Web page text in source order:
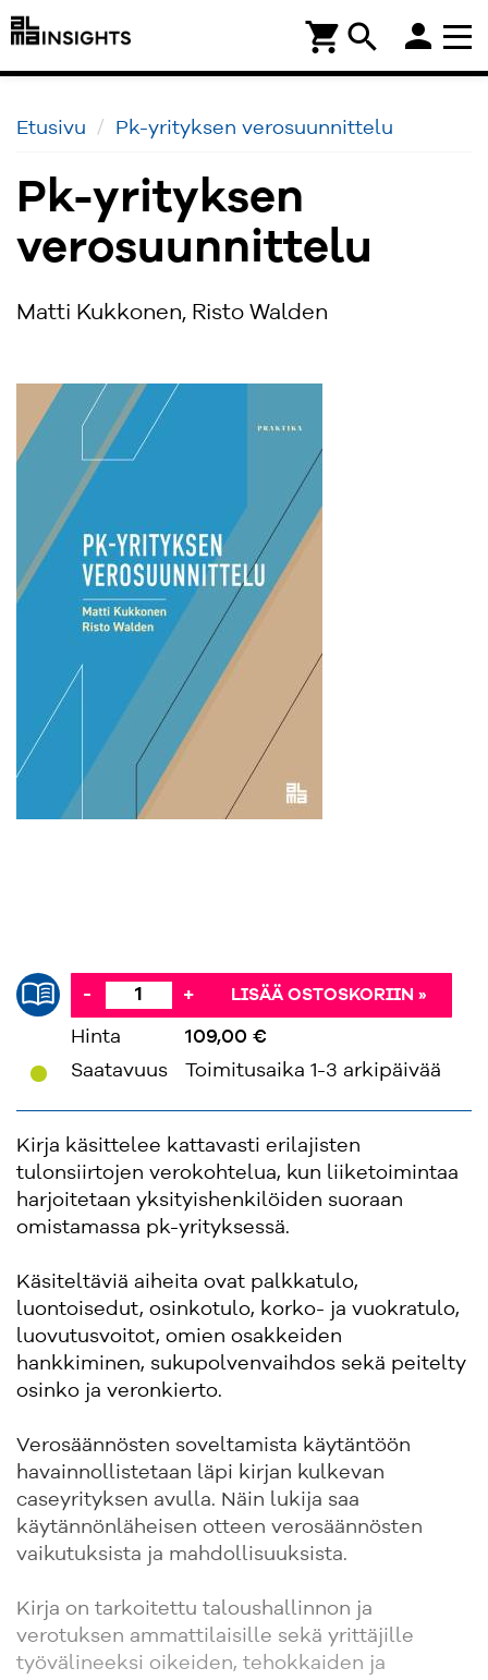
search
shopping_cart person
Etusivu Pk-yrityksen verosuunnittelu
Pk-yrityksen
verosuunnittelu
Matti Kukkonen, Risto Walden
- + LISÄÄ OSTOSKORIIN »
Hinta
109,00 €
Saatavuus
Toimitusaika 1-3 arkipäivää
Kirja käsittelee kattavasti erilajisten
tulonsiirtojen verokohtelua, kun liiketoimintaa
harjoitetaan yksityishenkilöiden suoraan
omistamassa pk-yrityksessä.
Käsiteltäviä aiheita ovat palkkatulo,
luontoisedut, osinkotulo, korko- ja vuokratulo,
luovutusvoitot, omien osakkeiden
hankkiminen, sukupolvenvaihdos sekä peitelty
osinko ja veronkierto. ​
Verosäännösten soveltamista käytäntöön
havainnollistetaan läpi kirjan kulkevan
caseyrityksen avulla. Näin lukija saa
käytännönläheisen otteen verosäännösten
vaikutuksista ja mahdollisuuksista. ​
Kirja on tarkoitettu taloushallinnon ja
verotuksen ammattilaisille sekä yrittäjille
työvälineeksi oikeiden, tehokkaiden ja